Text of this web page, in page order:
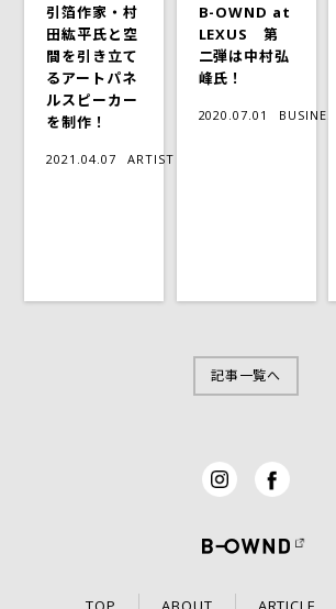
引箔作家‧村
田紘平氏と空
間を引き立て
るアートパネ
ルスピーカー
を制作！
2021.04.07 ARTIST
B-OWND at
LEXUS 第
二弾は中村弘
峰氏！
2020.07.01 BUSINESS
記事一覧へ